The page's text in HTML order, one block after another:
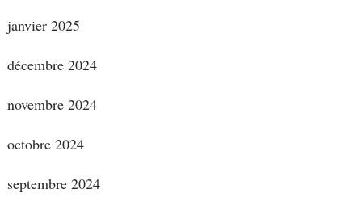
janvier 2025
décembre 2024
novembre 2024
octobre 2024
septembre 2024